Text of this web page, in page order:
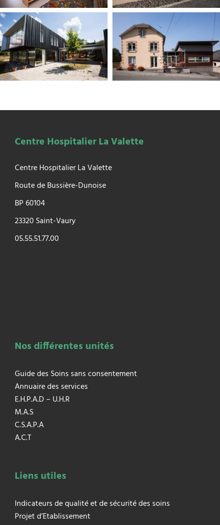
Centre Hospitalier La Valette
Centre Hospitalier La Valette
Route de Bussière-Dunoise
BP 60104
23320 Saint-Vaury
05.55.51.77.00
Nos différentes unités
Guide des Soins sans consentement
Annuaire des services
E.H.P.A.D – U.H.R
M.A.S
C.S.A.P.A
A.C.T
Liens utiles
Indicateurs de qualité et de sécurité des soins
Projet d’Etablissement